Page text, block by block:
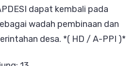
dapat kembali pada
wadah pembinaan dan
desa. *( HD / A-PPI )*